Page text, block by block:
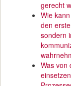
gerecht
Wie
den
sondern
Was von